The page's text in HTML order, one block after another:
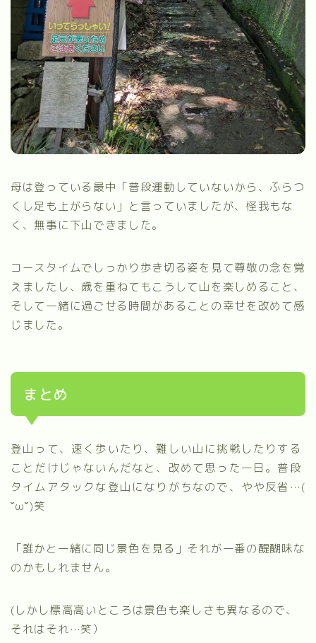
母は登っている最中「普段運動していないから、ふらつ
くし足も上がらない」と言っていましたが、怪我もな
く、無事に下山できました。
コースタイムでしっかり歩き切る姿を見て尊敬の念を覚
えましたし、歳を重ねてもこうして山を楽しめること、
そして一緒に過ごせる時間があることの幸せを改めて感
じました。
まとめ
登山って、速く歩いたり、難しい山に挑戦したりする
ことだけじゃないんだなと、改めて思った一日。普段
タイムアタックな登山になりがちなので、やや反省…(
˘ω˘)笑
「誰かと一緒に同じ景色を見る」それが一番の醍醐味な
のかもしれません。
(しかし標高高いところは景色も楽しさも異なるので、
それはそれ…笑）